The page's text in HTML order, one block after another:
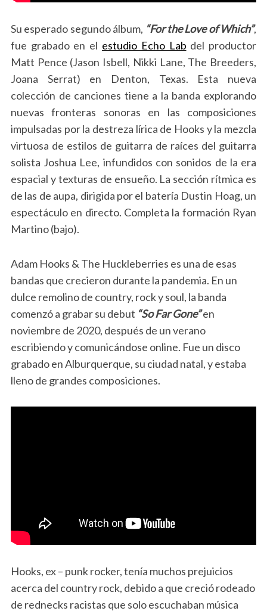
Su esperado segundo álbum, “For the Love of Which”,
fue grabado en el estudio Echo Lab del productor
Matt Pence (Jason Isbell, Nikki Lane, The Breeders,
Joana Serrat) en Denton, Texas. Esta nueva
colección de canciones tiene a la banda explorando
nuevas fronteras sonoras en las composiciones
impulsadas por la destreza lírica de Hooks y la mezcla
virtuosa de estilos de guitarra de raíces del guitarra
solista Joshua Lee, infundidos con sonidos de la era
espacial y texturas de ensueño. La sección rítmica es
de las de aupa, dirigida por el batería Dustin Hoag, un
espectáculo en directo. Completa la formación Ryan
Martino (bajo).
Adam Hooks & The Huckleberries es una de esas
bandas que crecieron durante la pandemia. En un
dulce remolino de country, rock y soul, la banda
comenzó a grabar su debut “So Far Gone”en
noviembre de 2020, después de un verano
escribiendo y comunicándose online. Fue un disco
grabado en Alburquerque, su ciudad natal, y estaba
lleno de grandes composiciones.
Hooks, ex – punk rocker, tenía muchos prejuicios
acerca del country rock, debido a que creció rodeado
de rednecks racistas que solo escuchaban música